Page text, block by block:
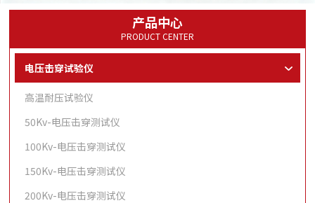
产品中心
PRODUCT CENTER
电压击穿试验仪
高温耐压试验仪
50Kv-电压击穿测试仪
100Kv-电压击穿测试仪
150Kv-电压击穿测试仪
200Kv-电压击穿测试仪